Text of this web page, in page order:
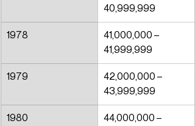
40,999,999
1978
41,000,000 –
41,999,999
1979
42,000,000 –
43,999,999
1980
44,000,000 –